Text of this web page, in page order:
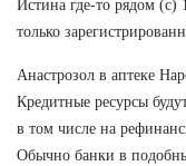
Истина где-то рядом (с)
только
Анастрозол в аптеке
Кредитные ресурсы
в том числе на
Обычно банки в